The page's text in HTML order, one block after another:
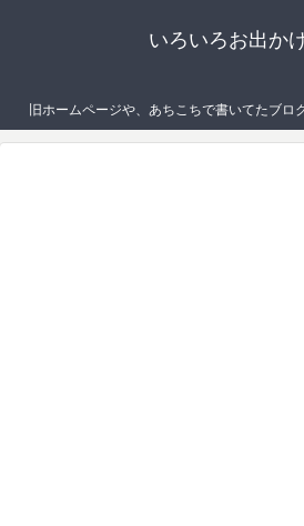
いろいろお出か
旧ホームページや、あちこちで書いてたブロ